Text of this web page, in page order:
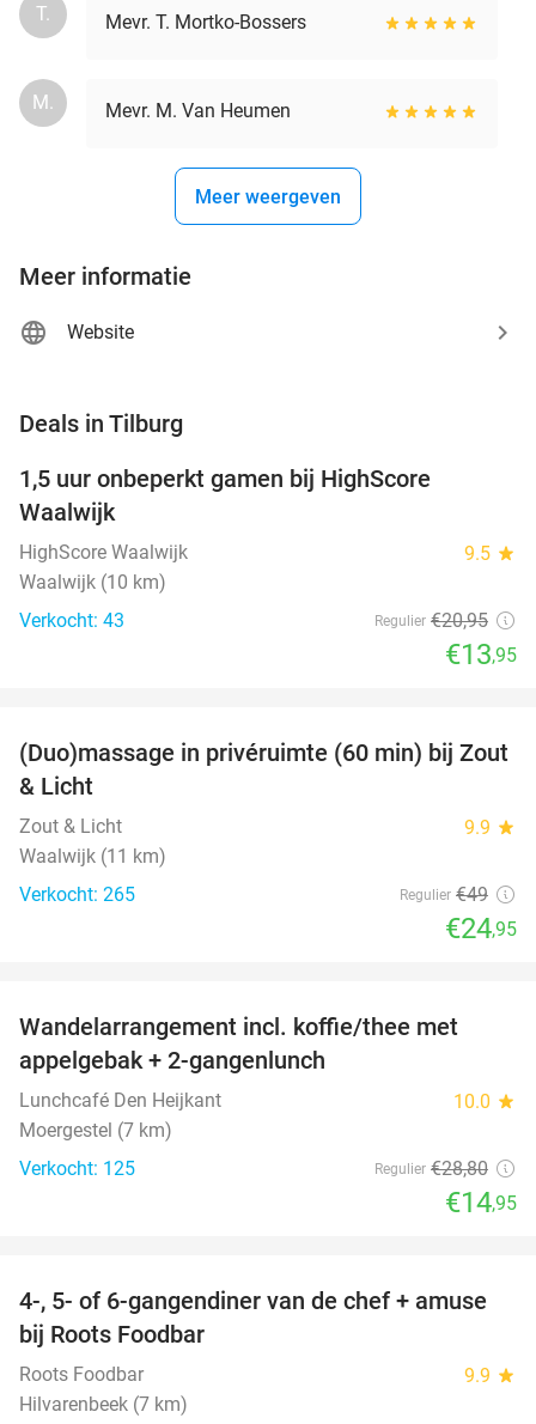
T. Mevr. T. Mortko-Bossers
M. Mevr. M. Van Heumen
Meer weergeven
Meer informatie
Website
Deals in Tilburg
TODAY
1,5 uur onbeperkt gamen bij HighScore
Waalwijk
HighScore Waalwijk 9.5 star
Waalwijk (10 km)
Verkocht: 43
Regulier €20,95
€13,95
49%
(Duo)massage in privéruimte (60 min) bij Zout
& Licht
Zout & Licht 9.9 star
Waalwijk (11 km)
Verkocht: 265
Regulier €49
€24,95
Wandelarrangement incl. koffie/thee met
appelgebak + 2-gangenlunch
Lunchcafé Den Heijkant 10.0 star
Moergestel (7 km)
Verkocht: 125
Regulier €28,80
€14,95
35%
4-, 5- of 6-gangendiner van de chef + amuse
bij Roots Foodbar
Roots Foodbar 9.9 star
Hilvarenbeek (7 km)